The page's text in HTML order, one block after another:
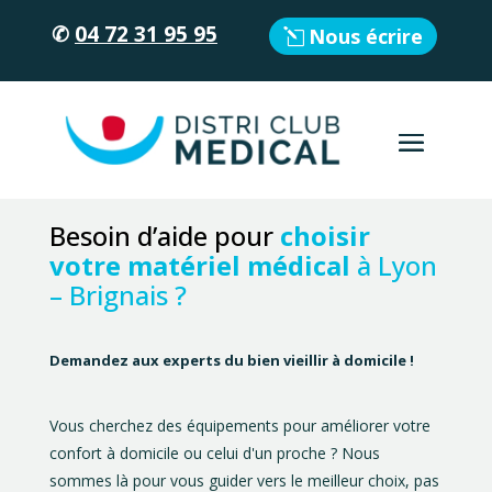
✆ 04 72 31 95 95 Nous écrire
Besoin d’aide pour choisir
votre matériel médical à Lyon
– Brignais ?
Demandez aux experts du bien vieillir à domicile !
Vous cherchez des équipements pour améliorer votre
confort à domicile ou celui d'un proche ? Nous
sommes là pour vous guider vers le meilleur choix, pas